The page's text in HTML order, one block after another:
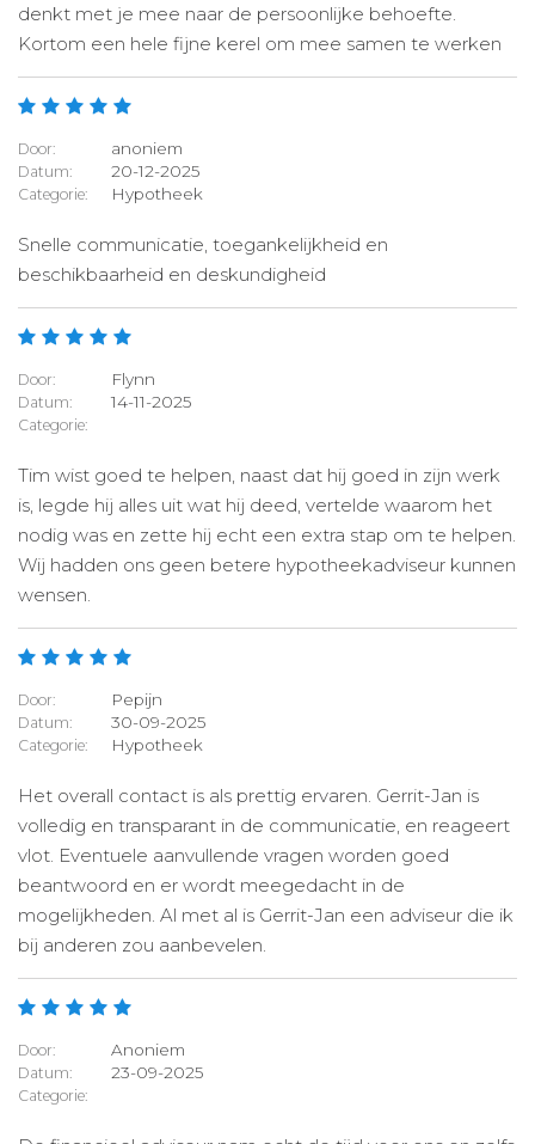
denkt met je mee naar de persoonlijke behoefte.
Kortom een hele fijne kerel om mee samen te werken
Door: anoniem
Datum: 20-12-2025
Categorie: Hypotheek
Snelle communicatie, toegankelijkheid en
beschikbaarheid en deskundigheid
Door: Flynn
Datum: 14-11-2025
Categorie:
Tim wist goed te helpen, naast dat hij goed in zijn werk
is, legde hij alles uit wat hij deed, vertelde waarom het
nodig was en zette hij echt een extra stap om te helpen.
Wij hadden ons geen betere hypotheekadviseur kunnen
wensen.
Door: Pepijn
Datum: 30-09-2025
Categorie: Hypotheek
Het overall contact is als prettig ervaren. Gerrit-Jan is
volledig en transparant in de communicatie, en reageert
vlot. Eventuele aanvullende vragen worden goed
beantwoord en er wordt meegedacht in de
mogelijkheden. Al met al is Gerrit-Jan een adviseur die ik
bij anderen zou aanbevelen.
Door: Anoniem
Datum: 23-09-2025
Categorie: